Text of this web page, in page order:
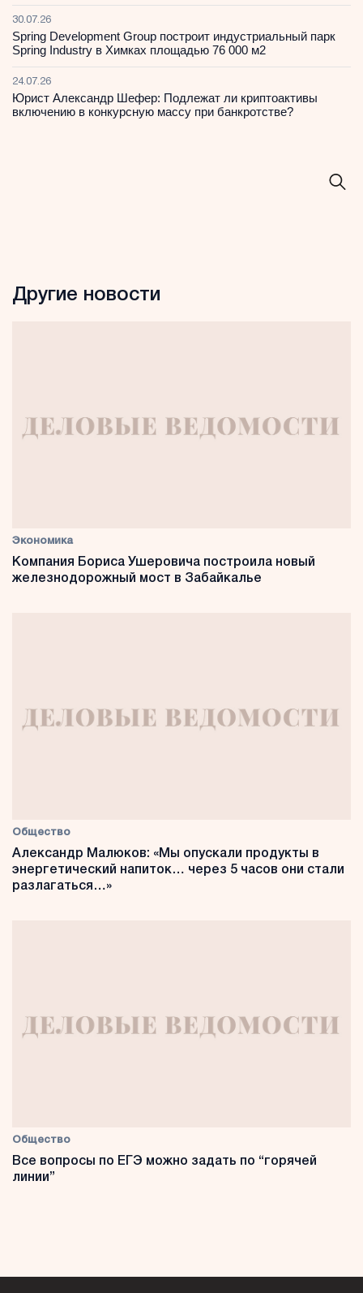
30.07.26
Spring Development Group построит индустриальный парк
Spring Industry в Химках площадью 76 000 м2
24.07.26
Юрист Александр Шефер: Подлежат ли криптоактивы
включению в конкурсную массу при банкротстве?
Другие новости
Экономика
Компания Бориса Ушеровича построила новый
железнодорожный мост в Забайкалье
Общество
Александр Малюков: «Мы опускали продукты в
энергетический напиток… через 5 часов они стали
разлагаться…»
Общество
Все вопросы по ЕГЭ можно задать по “горячей
линии”